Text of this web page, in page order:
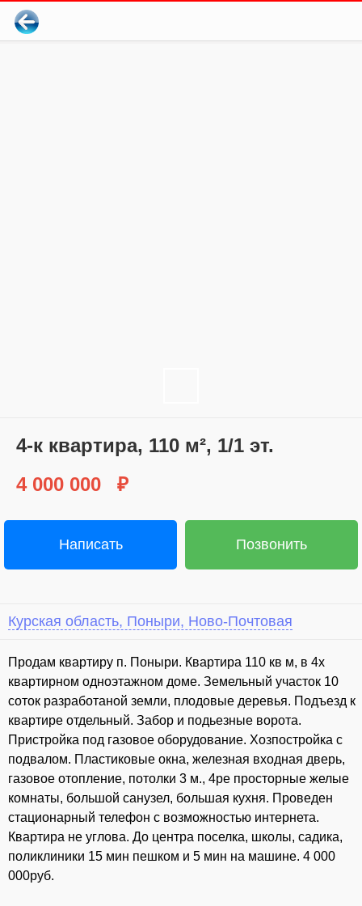
4-к квартира, 110 м², 1/1 эт.
4 000 000
₽
Написать Позвонить
Курская область, Поныри, Ново-Почтовая
⁣Продам квартиру п. Поныри. Квартира 110 кв м, в 4х
квартирном одноэтажном доме. Земельный участок 10
соток разработаной земли, плодовые деревья. Подъезд к
квартире отдельный. Забор и подьезные ворота.
Пристройка под газовое оборудование. Хозпостройка с
подвалом. Пластиковые окна, железная входная дверь,
газовое отопление, потолки 3 м., 4ре просторные желые
комнаты, большой санузел, большая кухня. Проведен
стационарный телефон с возможностью интернета.
Квартира не углова. До центра поселка, школы, садика,
поликлиники 15 мин пешком и 5 мин на машине. 4 000
000руб.